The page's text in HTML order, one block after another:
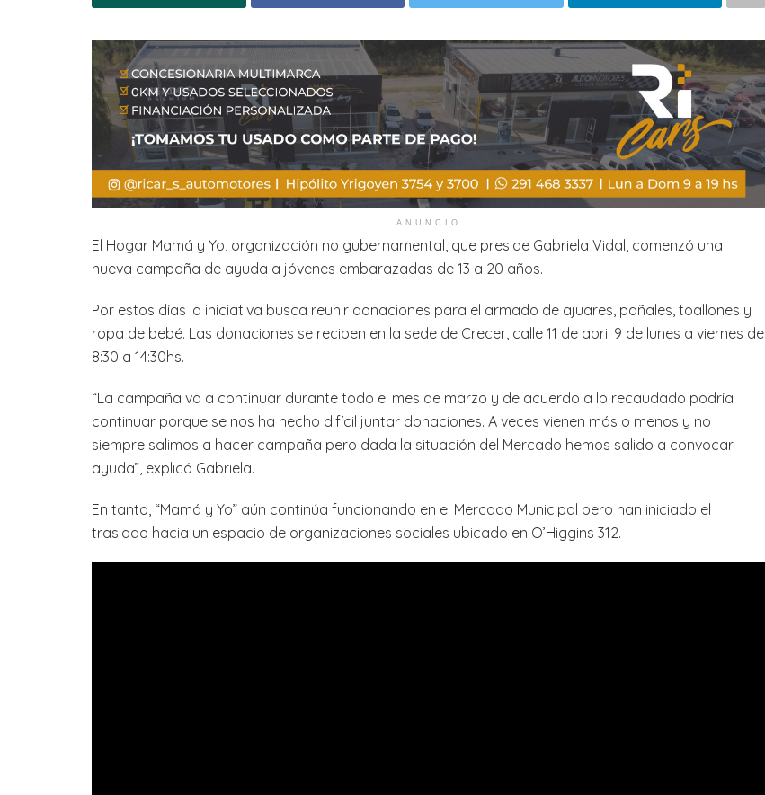
ANUNCIO
El Hogar Mamá y Yo, organización no gubernamental, que preside Gabriela Vidal, comenzó una
nueva campaña de ayuda a jóvenes embarazadas de 13 a 20 años.
Por estos días la iniciativa busca reunir donaciones para el armado de ajuares, pañales, toallones y
ropa de bebé. Las donaciones se reciben en la sede de Crecer, calle 11 de abril 9 de lunes a viernes de
8:30 a 14:30hs.
“La campaña va a continuar durante todo el mes de marzo y de acuerdo a lo recaudado podría
continuar porque se nos ha hecho difícil juntar donaciones. A veces vienen más o menos y no
siempre salimos a hacer campaña pero dada la situación del Mercado hemos salido a convocar
ayuda”, explicó Gabriela.
En tanto, “Mamá y Yo” aún continúa funcionando en el Mercado Municipal pero han iniciado el
traslado hacia un espacio de organizaciones sociales ubicado en O’Higgins 312.